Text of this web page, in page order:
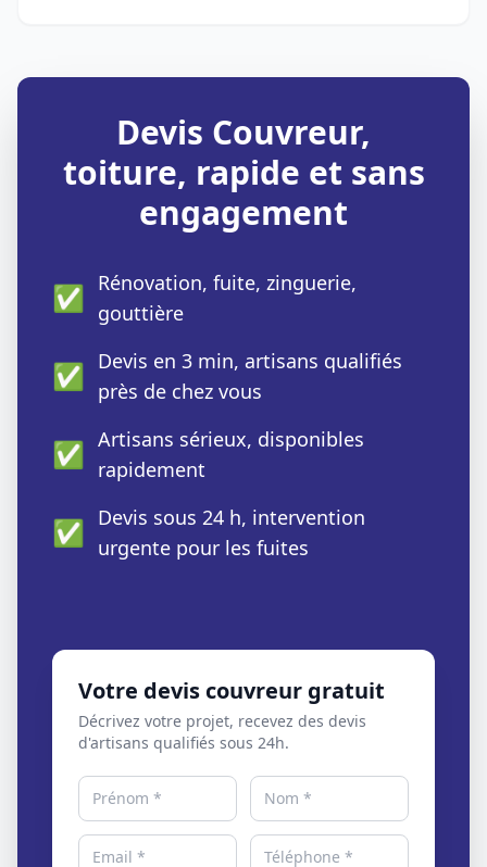
Devis Couvreur,
toiture, rapide et sans
engagement
✅ Rénovation, fuite, zinguerie,
gouttière
✅ Devis en 3 min, artisans qualifiés
près de chez vous
✅ Artisans sérieux, disponibles
rapidement
✅ Devis sous 24 h, intervention
urgente pour les fuites
Votre devis couvreur gratuit
Décrivez votre projet, recevez des devis
d'artisans qualifiés sous 24h.